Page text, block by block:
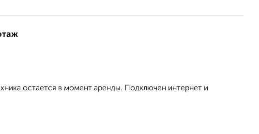
остается в момент аренды. Подключен интернет и